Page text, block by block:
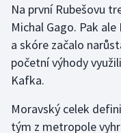
Judo
Krasobruslení
Lezení
Lyže a snowboard
Na první Rubešovu
Michal Gago. Pak
a skóre začalo
početní výhody
Kafka.
Moravský celek
tým z metropole